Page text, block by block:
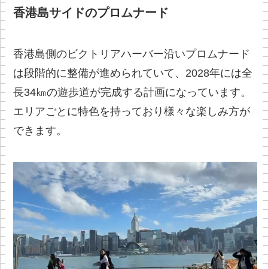
香港島サイドのプロムナード
香港島側のビクトリアハーバー沿いプロムナード
は段階的に整備が進められていて、2028年には全
長34㎞の遊歩道が完成する計画になっています。
エリアごとに特色を持っており様々な楽しみ方が
できます。